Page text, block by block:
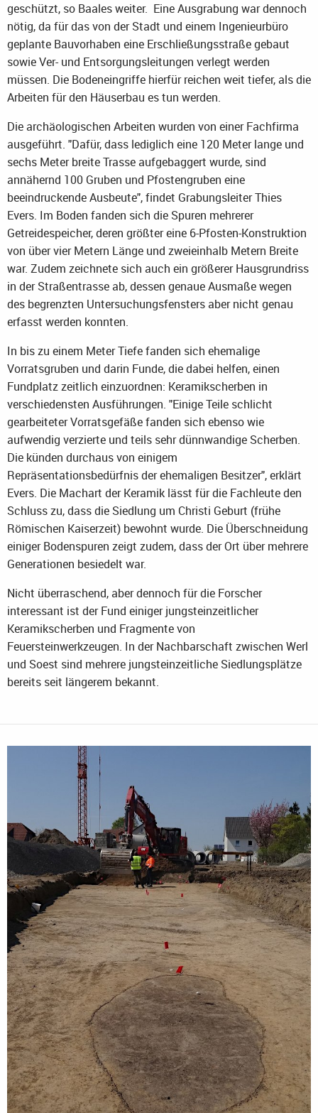
geschützt, so Baales weiter. Eine Ausgrabung war dennoch
nötig, da für das von der Stadt und einem Ingenieurbüro
geplante Bauvorhaben eine Erschließungsstraße gebaut
sowie Ver- und Entsorgungsleitungen verlegt werden
müssen. Die Bodeneingriffe hierfür reichen weit tiefer, als die
Arbeiten für den Häuserbau es tun werden.
Die archäologischen Arbeiten wurden von einer Fachfirma
ausgeführt. "Dafür, dass lediglich eine 120 Meter lange und
sechs Meter breite Trasse aufgebaggert wurde, sind
annähernd 100 Gruben und Pfostengruben eine
beeindruckende Ausbeute", findet Grabungsleiter Thies
Evers. Im Boden fanden sich die Spuren mehrerer
Getreidespeicher, deren größter eine 6-Pfosten-Konstruktion
von über vier Metern Länge und zweieinhalb Metern Breite
war. Zudem zeichnete sich auch ein größerer Hausgrundriss
in der Straßentrasse ab, dessen genaue Ausmaße wegen
des begrenzten Untersuchungsfensters aber nicht genau
erfasst werden konnten.
In bis zu einem Meter Tiefe fanden sich ehemalige
Vorratsgruben und darin Funde, die dabei helfen, einen
Fundplatz zeitlich einzuordnen: Keramikscherben in
verschiedensten Ausführungen. "Einige Teile schlicht
gearbeiteter Vorratsgefäße fanden sich ebenso wie
aufwendig verzierte und teils sehr dünnwandige Scherben.
Die künden durchaus von einigem
Repräsentationsbedürfnis der ehemaligen Besitzer", erklärt
Evers. Die Machart der Keramik lässt für die Fachleute den
Schluss zu, dass die Siedlung um Christi Geburt (frühe
Römischen Kaiserzeit) bewohnt wurde. Die Überschneidung
einiger Bodenspuren zeigt zudem, dass der Ort über mehrere
Generationen besiedelt war.
Nicht überraschend, aber dennoch für die Forscher
interessant ist der Fund einiger jungsteinzeitlicher
Keramikscherben und Fragmente von
Feuersteinwerkzeugen. In der Nachbarschaft zwischen Werl
und Soest sind mehrere jungsteinzeitliche Siedlungsplätze
bereits seit längerem bekannt.